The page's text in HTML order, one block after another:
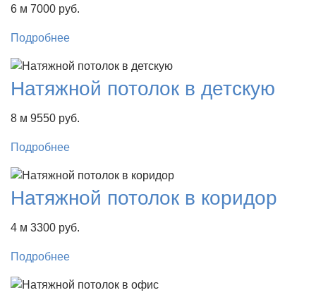
6 м 7000 руб.
Подробнее
Натяжной потолок в детскую
8 м 9550 руб.
Подробнее
Натяжной потолок в коридор
4 м 3300 руб.
Подробнее